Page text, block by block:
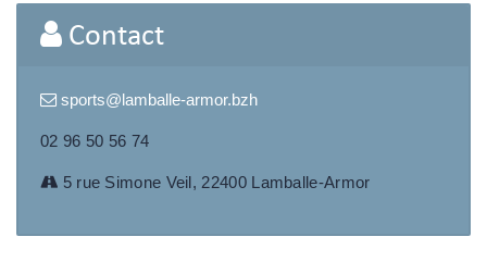
Contact
sports@lamballe-armor.bzh
02 96 50 56 74
5 rue Simone Veil, 22400 Lamballe-Armor